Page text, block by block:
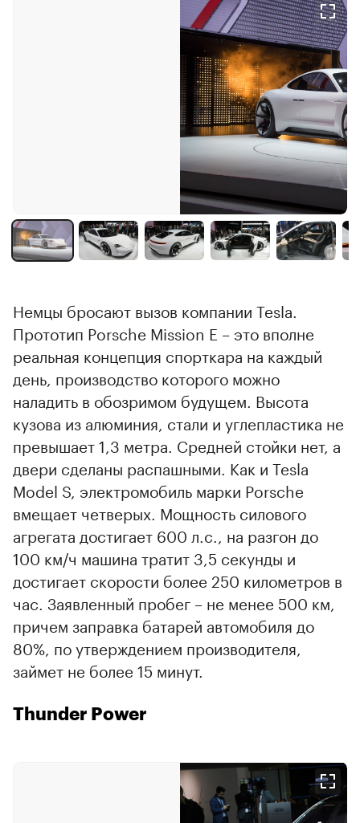
Немцы бросают вызов компании Tesla.
Прототип Porsche Mission E – это вполне
реальная концепция спорткара на каждый
день, производство которого можно
наладить в обозримом будущем. Высота
кузова из алюминия, стали и углепластика не
превышает 1,3 метра. Средней стойки нет, а
двери сделаны распашными. Как и Tesla
Model S, электромобиль марки Porsche
вмещает четверых. Мощность силового
агрегата достигает 600 л.с., на разгон до
100 км/ч машина тратит 3,5 секунды и
достигает скорости более 250 километров в
час. Заявленный пробег – не менее 500 км,
причем заправка батарей автомобиля до
80%, по утверждением производителя,
займет не более 15 минут.
Thunder Power